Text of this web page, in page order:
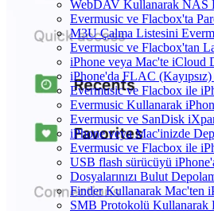
WebDAV Kullanarak NAS
Evermusic ve Flacbox'ta
M3U Çalma Listesini
Evermusic ve Flacbox'tan
iPhone veya Mac'te iCloud
iPhone'da FLAC (Kayıpsız)
Evermusic ve Flacbox ile
Evermusic Kullanarak
Evermusic ve SanDisk
iPhone veya Mac'inizde
Evermusic ve Flacbox ile
USB flash sürücüyü
Dosyalarınızı Bulut
Finder Kullanarak Mac'ten
SMB Protokolü Kullanarak